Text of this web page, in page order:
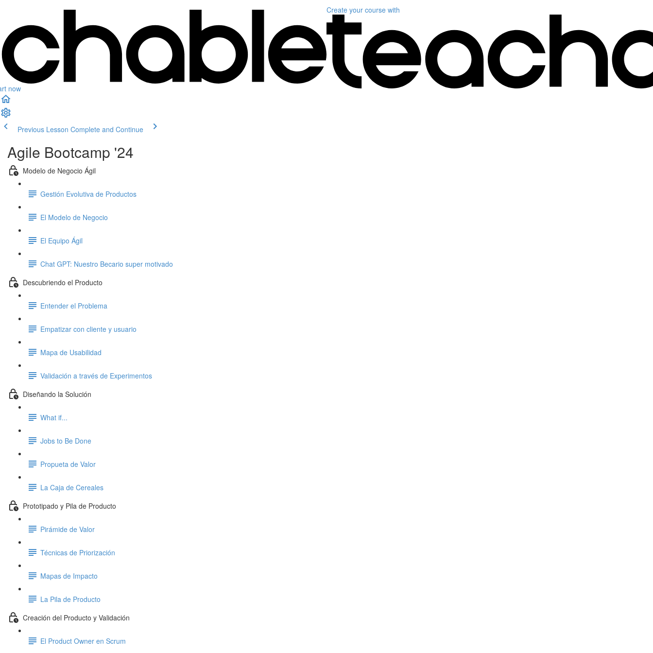
now
Create your course with
Previous Lesson Complete and Continue
Agile Bootcamp '24
Modelo de Negocio Ágil
Gestión Evolutiva de Productos
El Modelo de Negocio
El Equipo Ágil
Chat GPT: Nuestro Becario super motivado
Descubriendo el Producto
Entender el Problema
Empatizar con cliente y usuario
Mapa de Usabilidad
Validación a través de Experimentos
Diseñando la Solución
What if...
Jobs to Be Done
Propueta de Valor
La Caja de Cereales
Prototipado y Pila de Producto
Pirámide de Valor
Técnicas de Priorización
Mapas de Impacto
La Pila de Producto
Creación del Producto y Validación
El Product Owner en Scrum